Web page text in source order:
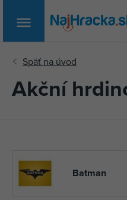
Akční
Batman